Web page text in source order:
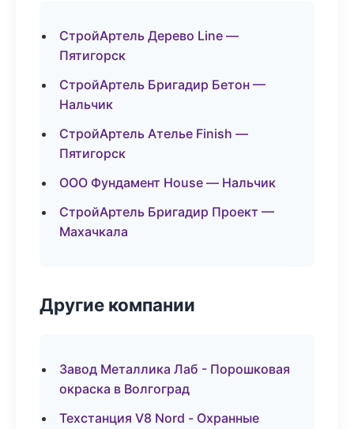
СтройАртель Дерево Line —
Пятигорск
СтройАртель Бригадир Бетон —
Нальчик
СтройАртель Ателье Finish —
Пятигорск
ООО Фундамент House — Нальчик
СтройАртель Бригадир Проект —
Махачкала
Другие компании
Завод Металлика Лаб - Порошковая
окраска в Волгоград
Техстанция V8 Nord - Охранные